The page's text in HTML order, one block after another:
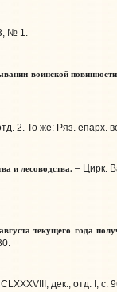
№ 1.
воинской повинности
2. То же: Ряз. епарх.
и лесоводства. – Цирк.
текущего года
дек., отд. I, с.